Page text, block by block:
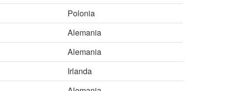
Polonia
Alemania
Alemania
Irlanda